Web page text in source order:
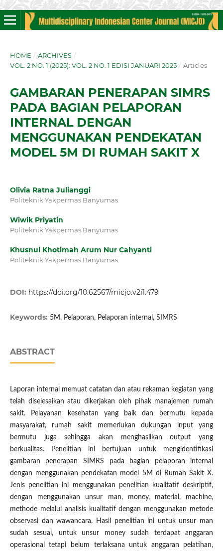
HOME / ARCHIVES /
VOL. 2 NO. 1 (2025): VOL. 2 NO. 1 EDISI JANUARI 2025 / Articles
GAMBARAN PENERAPAN SIMRS
PADA BAGIAN PELAPORAN
INTERNAL DENGAN
MENGGUNAKAN PENDEKATAN
MODEL 5M DI RUMAH SAKIT X
Olivia Ratna Julianggi
Politeknik Yakpermas Banyumas
Wiwik Priyatin
Politeknik Yakpermas Banyumas
Khusnul Khotimah Arum Nur Cahyanti
Politeknik Yakpermas Banyumas
DOI: https://doi.org/10.62567/micjo.v2i1.479
Keywords: 5M, Pelaporan, Pelaporan internal, SIMRS
ABSTRACT
Laporan internal memuat catatan dan atau rekaman kegiatan yang
telah diselesaikan atau dikerjakan oleh pihak manajemen rumah
sakit. Pelayanan kesehatan yang baik dan bermutu kepada
masyarakat, rumah sakit memerlukan dukungan input yang
bermutu juga sehingga akan menghasilkan output yang
berkualitas. Penelitian ini bertujuan untuk mengidentifikasi
gambaran penerapan SIMRS pada bagian pelaporan internal
dengan menggunakan pendekatan model 5M di Rumah Sakit X.
Jenis penelitian ini menggunakan penelitian kualitatif deskriptif,
dengan menggunakan unsur man, money, material, machine,
methode melalui analisis kualitatif dengan menggunakan metode
observasi dan wawancara. Hasil penelitian ini untuk unsur man
sudah sesuai, untuk unsur money sudah terdapat anggaran
operasional tetapi belum terlaksana untuk anggaran pelatihan,